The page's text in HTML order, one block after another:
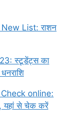
List: राशन
स्टूडेंट्स का
online:
यहां से चेक करें